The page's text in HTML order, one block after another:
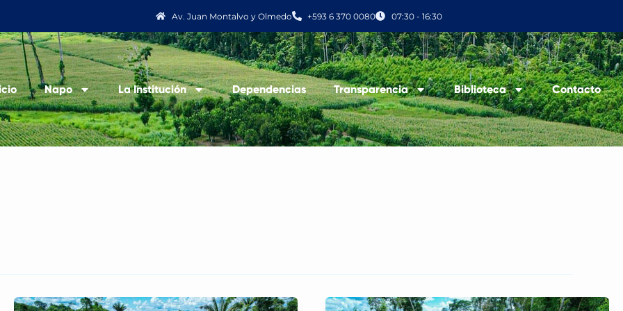
Av. Juan Montalvo y Olmedo +593 6 370 0080 07:30 - 16:30
Napo La Institución Dependencias Transparencia Biblioteca Contacto